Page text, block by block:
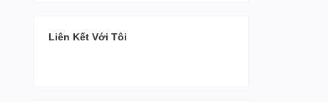
Liên Kết Với Tôi